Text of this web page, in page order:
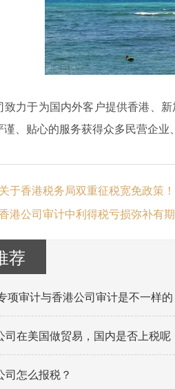
致力于为国内外客户提供香港、
、贴心的服务获得众多民营企业
关于香港税务局双重征税宽免政策！
港公司审计中利得税亏损弥补有
荐
项审计与香港公司审计是不一样的
司在美国做贸易，国内是否上税呢
司怎么报税？